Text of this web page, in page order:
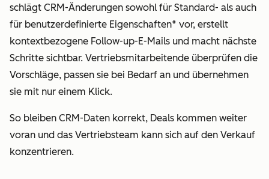
schlägt CRM-Änderungen sowohl für Standard- als auch
für benutzerdefinierte Eigenschaften* vor, erstellt
kontextbezogene Follow-up-E-Mails und macht nächste
Schritte sichtbar. Vertriebsmitarbeitende überprüfen die
Vorschläge, passen sie bei Bedarf an und übernehmen
sie mit nur einem Klick.
So bleiben CRM-Daten korrekt, Deals kommen weiter
voran und das Vertriebsteam kann sich auf den Verkauf
konzentrieren.